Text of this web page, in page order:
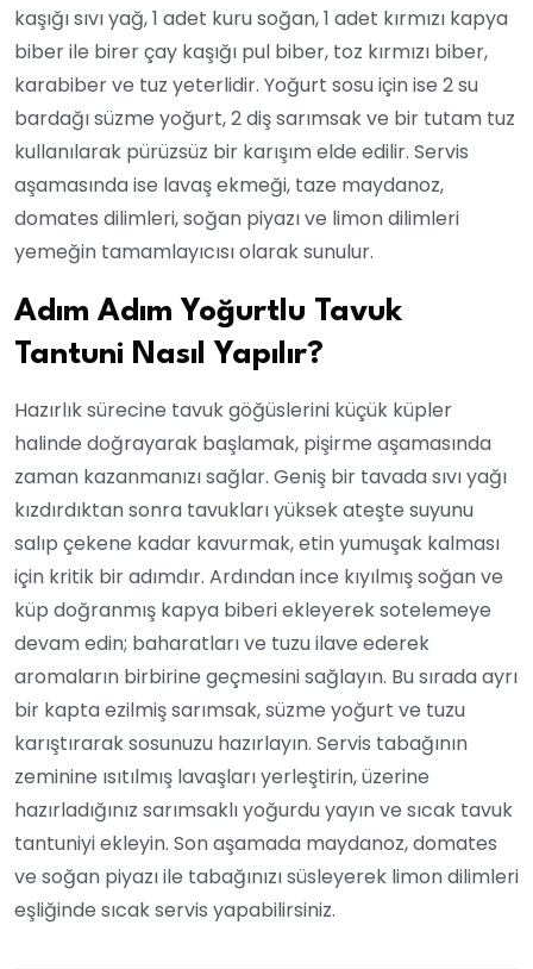
kaşığı sıvı yağ, 1 adet kuru soğan, 1 adet kırmızı kapya
biber ile birer çay kaşığı pul biber, toz kırmızı biber,
karabiber ve tuz yeterlidir. Yoğurt sosu için ise 2 su
bardağı süzme yoğurt, 2 diş sarımsak ve bir tutam tuz
kullanılarak pürüzsüz bir karışım elde edilir. Servis
aşamasında ise lavaş ekmeği, taze maydanoz,
domates dilimleri, soğan piyazı ve limon dilimleri
yemeğin tamamlayıcısı olarak sunulur.
Adım Adım Yoğurtlu Tavuk
Tantuni Nasıl Yapılır?
Hazırlık sürecine tavuk göğüslerini küçük küpler
halinde doğrayarak başlamak, pişirme aşamasında
zaman kazanmanızı sağlar. Geniş bir tavada sıvı yağı
kızdırdıktan sonra tavukları yüksek ateşte suyunu
salıp çekene kadar kavurmak, etin yumuşak kalması
için kritik bir adımdır. Ardından ince kıyılmış soğan ve
küp doğranmış kapya biberi ekleyerek sotelemeye
devam edin; baharatları ve tuzu ilave ederek
aromaların birbirine geçmesini sağlayın. Bu sırada ayrı
bir kapta ezilmiş sarımsak, süzme yoğurt ve tuzu
karıştırarak sosunuzu hazırlayın. Servis tabağının
zeminine ısıtılmış lavaşları yerleştirin, üzerine
hazırladığınız sarımsaklı yoğurdu yayın ve sıcak tavuk
tantuniyi ekleyin. Son aşamada maydanoz, domates
ve soğan piyazı ile tabağınızı süsleyerek limon dilimleri
eşliğinde sıcak servis yapabilirsiniz.